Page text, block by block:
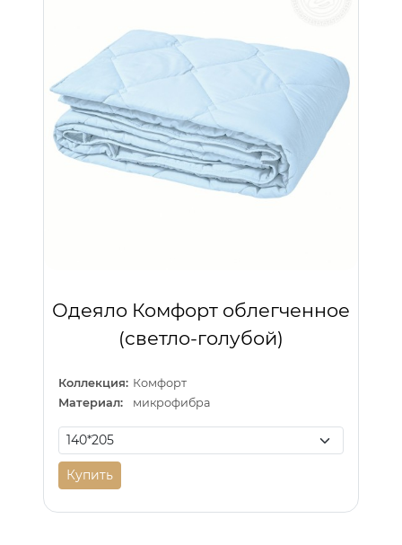
Одеяло Комфорт облегченное
(светло-голубой)
Коллекция: Комфорт
Материал:
микрофибра
Купить